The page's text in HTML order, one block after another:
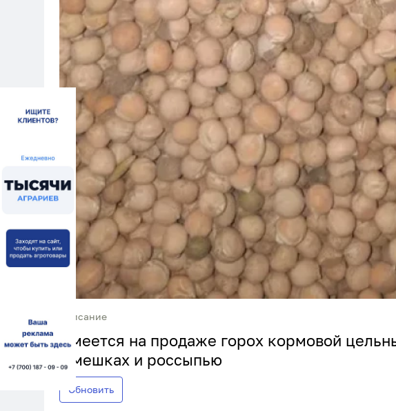
Описание
Имеется на продаже горох кормовой
в мешках и россыпью
Обновить